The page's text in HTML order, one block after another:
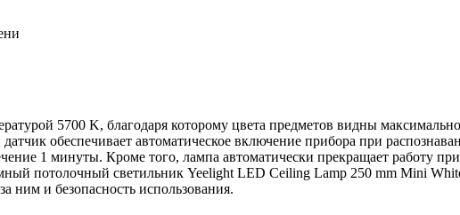
5700 K, благодаря которому цвета предметов видны
обеспечивает автоматическое включение прибора при
1 минуты. Кроме того, лампа автоматически прекращает работу
потолочный светильник Yeelight LED Ceiling Lamp 250 mm Mini
ним и безопасность использования.